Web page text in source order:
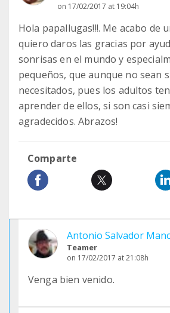
on 17/02/2017 at 19:04h
Hola papallugas!!!. Me acabo de
quiero daros las gracias por
sonrisas en el mundo y
pequeños, que aunque no sean
necesitados, pues los adultos
aprender de ellos, si son casi
agradecidos. Abrazos!
Comparte
Antonio Salvador
Teamer
on 17/02/2017 at 21:08h
Venga bien venido.